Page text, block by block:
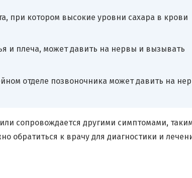
при котором высокие уровни сахара в крови
и плеча, может давить на нервы и вызывать
отделе позвоночника может давить на
сопровождается другими симптомами,
обратиться к врачу для диагностики и